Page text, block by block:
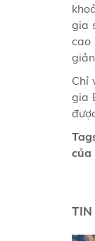
gia
cao
Chỉ
gia
của
TIN